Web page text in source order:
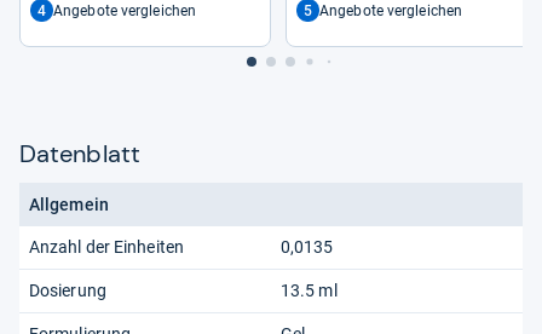
4 Angebote vergleichen 5 Angebote vergleichen
Datenblatt
Allgemein
Anzahl der Einheiten 0,0135
Dosierung 13.5 ml